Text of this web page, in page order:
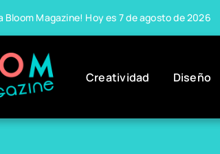
Bloom Magazine! Hoy es 7 de agosto de 2026
Creatividad Diseño